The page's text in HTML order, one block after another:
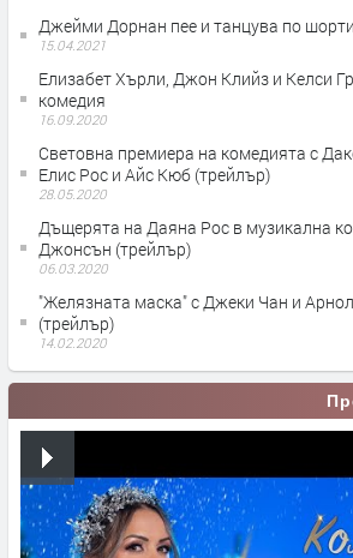
Джейми Дорнан пее и танцува по шорти
15.04.2021
Елизабет Хърли, Джон Клийз и Келси
комедия
16.09.2020
Световна премиера на комедията с
Елис Рос и Айс Кюб (трейлър)
28.05.2020
Дъщерята на Даяна Рос в музикална
Джонсън (трейлър)
06.03.2020
"Желязната маска" с Джеки Чан и
(трейлър)
14.02.2020